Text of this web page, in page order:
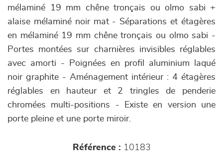
mélaminé 19 mm chêne tronçais ou olmo sabi +
alaise mélaminé noir mat - Séparations et étagères
en mélaminé 19 mm chêne tronçais ou olmo sabi -
Portes montées sur charnières invisibles réglables
avec amorti - Poignées en profil aluminium laqué
noir graphite - Aménagement intérieur : 4 étagères
réglables en hauteur et 2 tringles de penderie
chromées multi-positions - Existe en version une
porte pleine et une porte miroir.
Référence : 10183